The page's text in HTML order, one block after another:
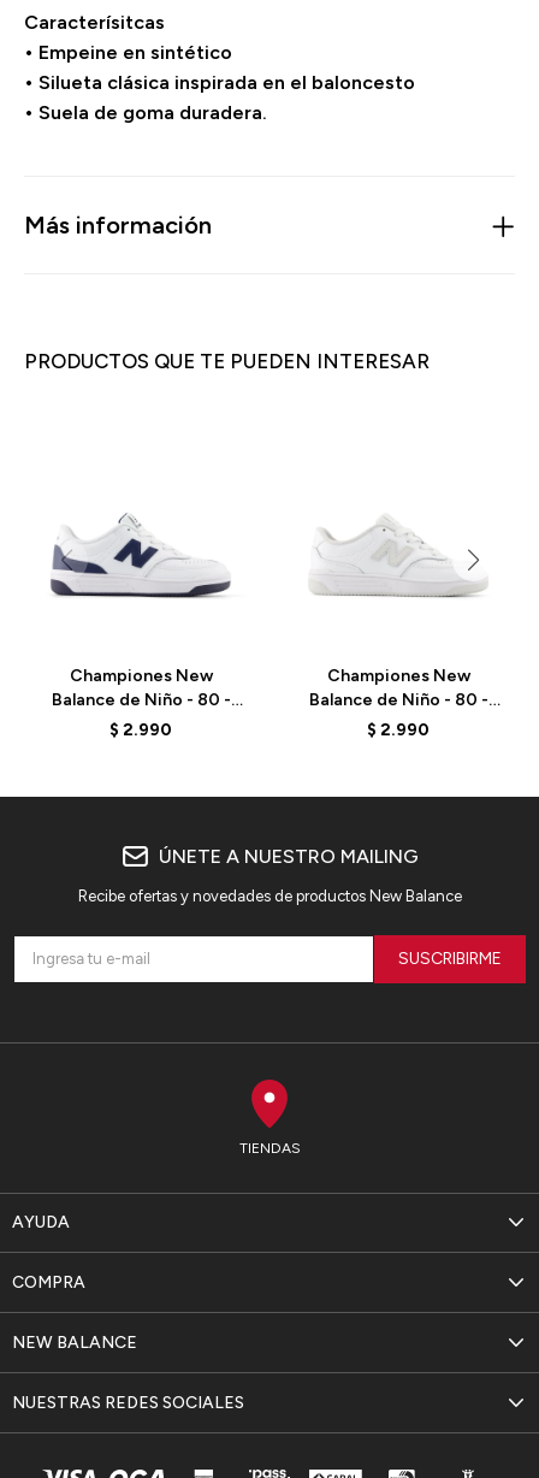
Caracterísitcas
• Empeine en sintético
• Silueta clásica inspirada en el baloncesto
• Suela de goma duradera.
Más información
PRODUCTOS QUE TE PUEDEN INTERESAR
Championes New
Balance de Niño - 80 -
P08088A - WHITE
$ 2.990
Championes New
Balance de Niño - 80 -
P0802OI - WHITE
$ 2.990
TIENDAS
AYUDA
NEW BALANCE
COMPRA
NUESTRAS REDES SOCIALES
ÚNETE A NUESTRO MAILING
Recibe ofertas y novedades de productos New Balance
SUSCRIBIRME